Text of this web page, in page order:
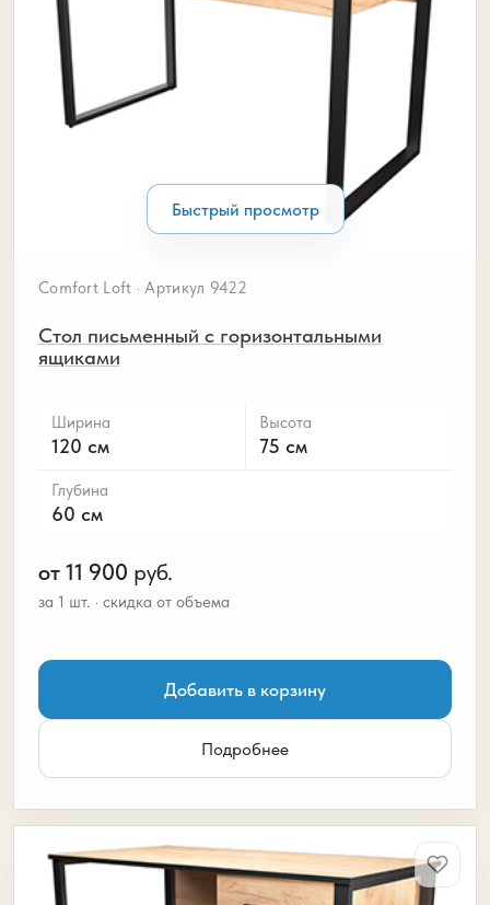
Быстрый просмотр
Comfort Loft · Артикул 9422
Стол письменный с горизонтальными
ящиками
Ширина
120 см
Высота
75 см
Глубина
60 см
от 11 900 руб.
Добавить в корзину
Подробнее